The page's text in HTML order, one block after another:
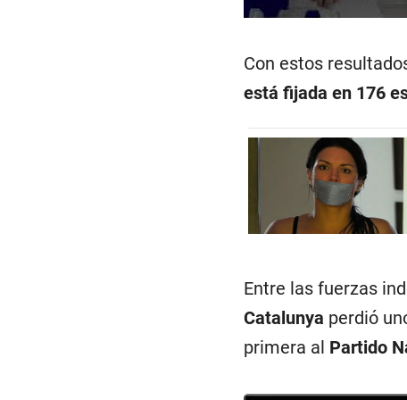
Con estos
está fijada en 176
Entre las fuerzas
Catalunya perdió
primera al Partido